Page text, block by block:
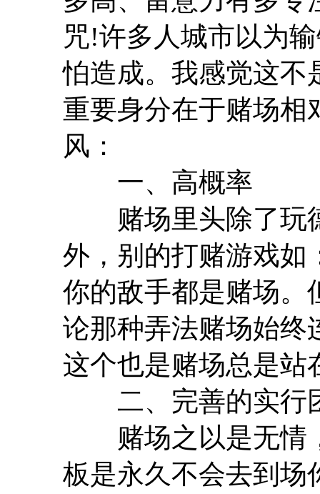
咒!许多人城市以为
怕造成。我感觉这不
重要身分在于赌场相
风：
一、高概率
赌场里头除了玩
外，别的打赌游戏
你的敌手都是赌场。
论那种弄法赌场始终
这个也是赌场总是
二、完善的实行
赌场之以是无情
板是永久不会去到场